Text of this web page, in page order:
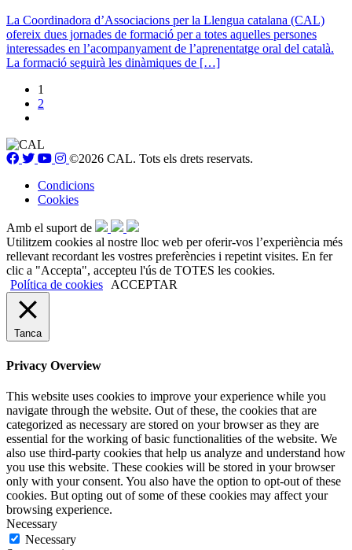
La Coordinadora d’Associacions per la Llengua catalana (CAL)
ofereix dues jornades de formació per a totes aquelles persones
interessades en l’acompanyament de l’aprenentatge oral del català.
La formació seguirà les dinàmiques de […]
1
2
©2026 CAL. Tots els drets reservats.
Condicions
Cookies
Amb el suport de
Utilitzem cookies al nostre lloc web per oferir-vos l’experiència més
rellevant recordant les vostres preferències i repetint visites. En fer
clic a "Accepta", accepteu l'ús de TOTES les cookies.
Política de cookies
ACCEPTAR
Tanca
Privacy Overview
This website uses cookies to improve your experience while you
navigate through the website. Out of these, the cookies that are
categorized as necessary are stored on your browser as they are
essential for the working of basic functionalities of the website. We
also use third-party cookies that help us analyze and understand how
you use this website. These cookies will be stored in your browser
only with your consent. You also have the option to opt-out of these
cookies. But opting out of some of these cookies may affect your
browsing experience.
Necessary
Necessary